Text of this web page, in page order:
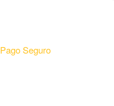
Pago Seguro